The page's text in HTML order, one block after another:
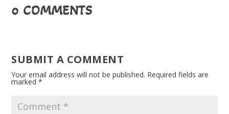
0 COMMENTS
SUBMIT A COMMENT
Your email address will not be published. Required fields are
marked*